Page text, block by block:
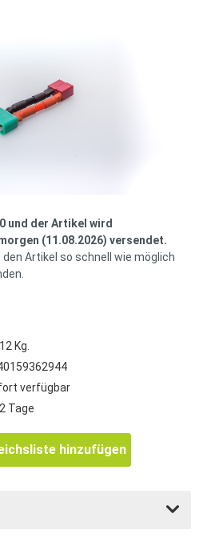
und der Artikel wird
(11.08.2026) versendet.
den Artikel so schnell wie möglich
Kg.
verfügbar
Tage
hinzufügen